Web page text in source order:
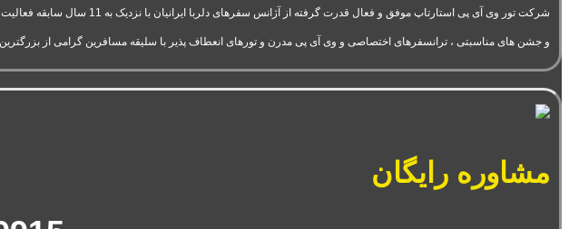
شرکت تور وی آی پی استارتاپ
و جشن های مناسبتی ، ترانسفرهای اختصاصی و وی آی پی مدرن و تورهای انعطاف پذیر با سلیقه مسافرین گرامی از
مشاوره رایگان